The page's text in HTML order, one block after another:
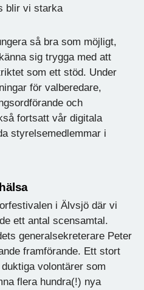
blir vi starka
så bra som möjligt,
sig trygga med att
som ett stöd. Under
för valberedare,
och
fortsatt vår digitala
styrelsemedlemmar i
i Älvsjö där vi
ett antal scensamtal.
generalsekreterare Peter
framförande. Ett stort
volontärer som
flera hundra(!) nya